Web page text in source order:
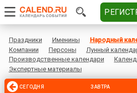
Праздники Именины Народный
Компании
Персоны
Лунный
Производственные календари
Экспертные материалы
СЕГОДНЯ ЗАВТРА